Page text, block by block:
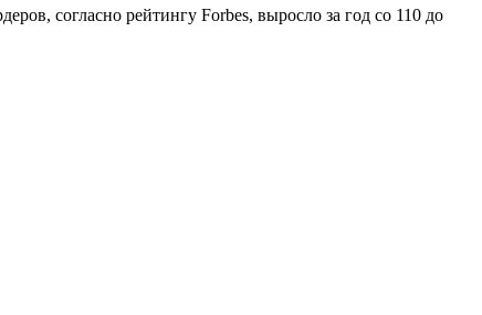
согласно рейтингу Forbes, выросло за год со 110 до